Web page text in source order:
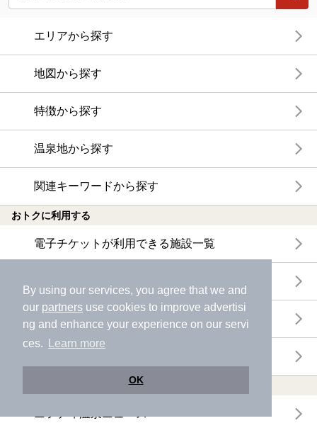
By using our services, you agree that we and
our partners use cookies to improve advertisi
ng and enhance your experience on our servi
ces.
Learn more
OK
エリアから探す
地図から探す
特徴から探す
温泉地から探す
関連キーワードから探す
おトクに利用する
電子チケットが利用できる施設一覧
おすすめ電子チケット・クーポン一覧
ニフティ温泉ニュース